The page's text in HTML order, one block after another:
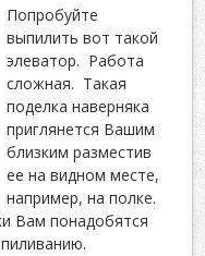
Попробуйте
выпилить вот такой
элеватор. Работа
сложная. Такая
поделка наверняка
приглянется Вашим
близким разместив
ее на видном месте,
например, на полке.
Вам понадобятся